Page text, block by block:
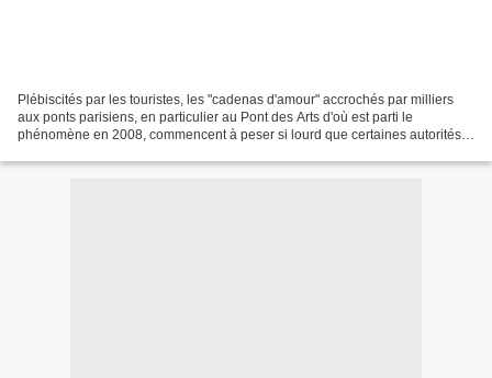
Plébiscités par les touristes, les "cadenas d'amour" accrochés par milliers
aux ponts parisiens, en particulier au Pont des Arts d'où est parti le
phénomène en 2008, commencent à peser si lourd que certaines autorités